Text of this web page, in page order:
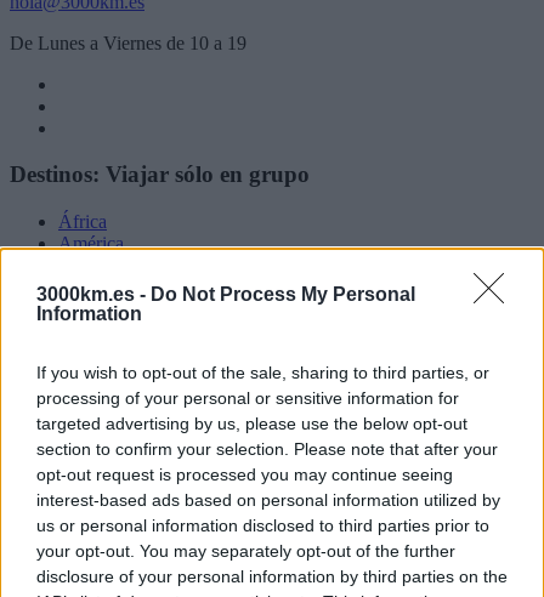
3000km.es - Do Not Process My Personal
Information
If you wish to opt-out of the sale, sharing to third parties, or
processing of your personal or sensitive information for
targeted advertising by us, please use the below opt-out
section to confirm your selection. Please note that after your
opt-out request is processed you may continue seeing
interest-based ads based on personal information utilized by
us or personal information disclosed to third parties prior to
your opt-out. You may separately opt-out of the further
disclosure of your personal information by third parties on the
De Lunes a Viernes de 10 a 19
Destinos: Viajar sólo en grupo
África
América
Europa
Oceanía
Viajes a Corea del Sur
Viajes a Colombia
Viajes a Filipinas
Viajes a Japón
Viajes a México (Día de los Muertos)
Viajes a Nepal
¿Cómo funcionan los grupos?